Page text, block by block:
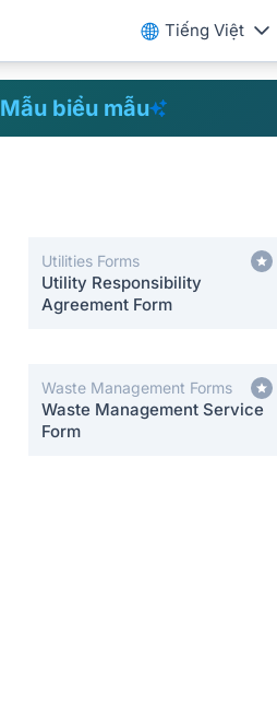
Tiếng Việt
Mẫu biểu mẫu
Utilities Forms
Utility Responsibility
Agreement Form
Waste Management Forms
Waste Management Service
Form